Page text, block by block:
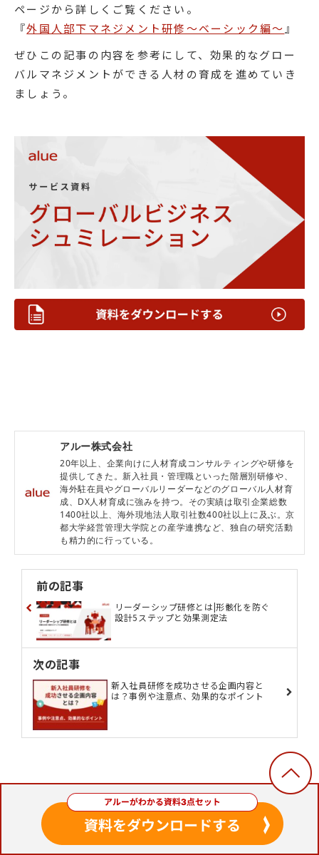
ページから詳しくご覧ください。
『外国人部下マネジメント研修～ベーシック編～ 』
ぜひこの記事の内容を参考にして、効果的なグロー
バルマネジメントができる人材の育成を進めていき
ましょう。
アルー株式会社
20年以上、企業向けに人材育成コンサルティングや研修を
提供してきた。新入社員・管理職といった階層別研修や、
海外駐在員やグローバルリーダーなどのグローバル人材育
成、DX人材育成に強みを持つ。その実績は取引企業総数
1400社以上、海外現地法人取引社数400社以上に及ぶ。京
都大学経営管理大学院との産学連携など、独自の研究活動
も精力的に行っている。
前の記事
リーダーシップ研修とは|形骸化を防ぐ
設計5ステップと効果測定法
次の記事
新入社員研修を成功させる企画内容と
は？事例や注意点、効果的なポイント
この記事を読んだ方にお